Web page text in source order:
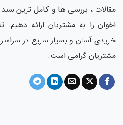
مقالات ، بررسی ها و کامل ترین
اخوان را به مشتریان ارائه دهیم.
خریدی آسان و بسیار سریع در سراسر
مشتریان گرامی است.